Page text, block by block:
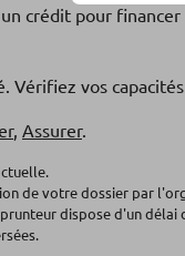
crédit pour
vos
, Assurer.
de votre dossier par
dispose d'un